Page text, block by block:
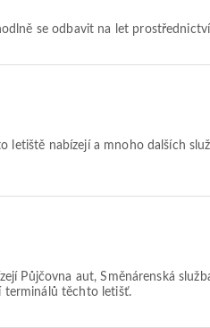
se odbavit na let
letiště nabízejí a mnoho dalších
Půjčovna aut, Směnárenská
terminálů těchto letišť.